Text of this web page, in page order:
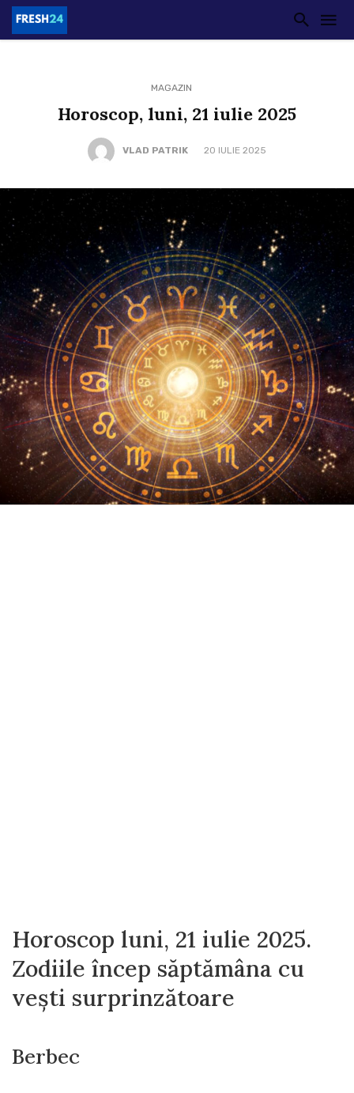
MAGAZIN
Horoscop, luni, 21 iulie 2025
VLAD PATRIK 20 IULIE 2025
Horoscop luni, 21 iulie 2025.
Zodiile încep săptămâna cu
vești surprinzătoare
Berbec